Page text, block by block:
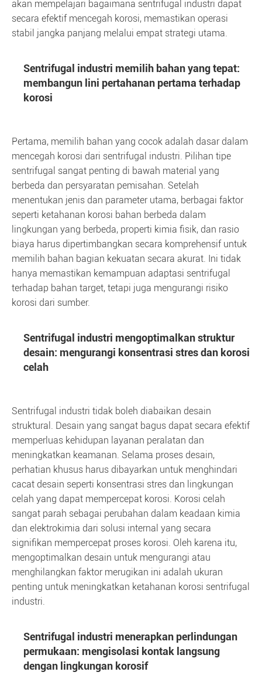
akan mempelajari bagaimana sentrifugal industri dapat
secara efektif mencegah korosi, memastikan operasi
stabil jangka panjang melalui empat strategi utama.
Sentrifugal industri memilih bahan yang tepat:
membangun lini pertahanan pertama terhadap
korosi
Pertama, memilih bahan yang cocok adalah dasar dalam
mencegah korosi dari sentrifugal industri. Pilihan tipe
sentrifugal sangat penting di bawah material yang
berbeda dan persyaratan pemisahan. Setelah
menentukan jenis dan parameter utama, berbagai faktor
seperti ketahanan korosi bahan berbeda dalam
lingkungan yang berbeda, properti kimia fisik, dan rasio
biaya harus dipertimbangkan secara komprehensif untuk
memilih bahan bagian kekuatan secara akurat. Ini tidak
hanya memastikan kemampuan adaptasi sentrifugal
terhadap bahan target, tetapi juga mengurangi risiko
korosi dari sumber.
Sentrifugal industri mengoptimalkan struktur
desain: mengurangi konsentrasi stres dan korosi
celah
Sentrifugal industri tidak boleh diabaikan desain
struktural. Desain yang sangat bagus dapat secara efektif
memperluas kehidupan layanan peralatan dan
meningkatkan keamanan. Selama proses desain,
perhatian khusus harus dibayarkan untuk menghindari
cacat desain seperti konsentrasi stres dan lingkungan
celah yang dapat mempercepat korosi. Korosi celah
sangat parah sebagai perubahan dalam keadaan kimia
dan elektrokimia dari solusi internal yang secara
signifikan mempercepat proses korosi. Oleh karena itu,
mengoptimalkan desain untuk mengurangi atau
menghilangkan faktor merugikan ini adalah ukuran
penting untuk meningkatkan ketahanan korosi sentrifugal
industri.
Sentrifugal industri menerapkan perlindungan
permukaan: mengisolasi kontak langsung
dengan lingkungan korosif